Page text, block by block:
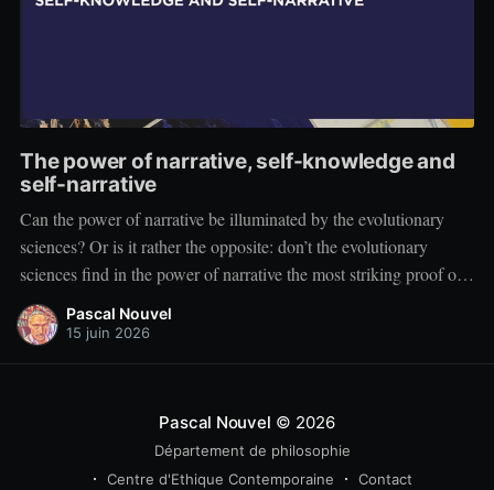
The power of narrative, self-knowledge and
self-narrative
Can the power of narrative be illuminated by the evolutionary
sciences? Or is it rather the opposite: don’t the evolutionary
sciences find in the power of narrative the most striking proof of
their explanatory limits? We will find this debate in France,
where it continued in the theses developed
Pascal Nouvel
15 juin 2026
Pascal Nouvel © 2026
Département de philosophie
Centre d'Ethique Contemporaine
Contact